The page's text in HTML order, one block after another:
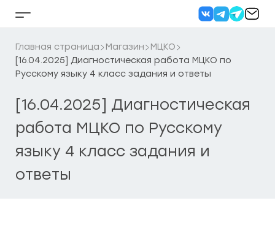
Кнопка
бокового
меню
Главная страница Магазин
МЦКО
[16.04.2025] Диагностическая работа МЦКО по
Русскому языку 4 класс задания и ответы
[16.04.2025] Диагностическая
работа МЦКО по Русскому
языку 4 класс задания и
ответы